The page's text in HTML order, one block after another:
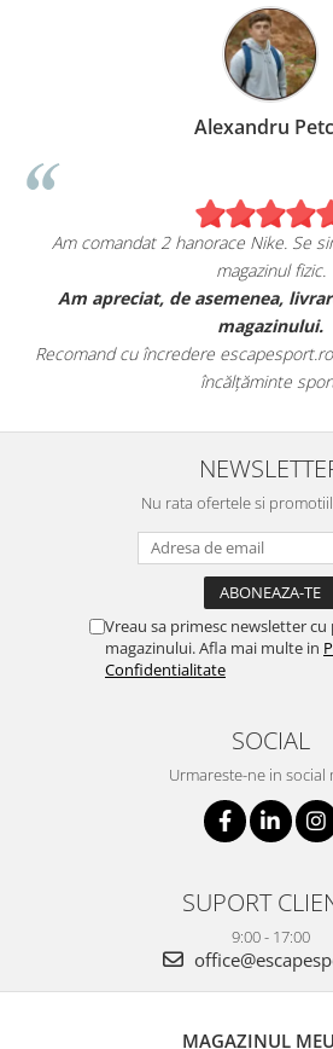
Alexandru
Am comandat 2 hanorace Nike. Se
magazinul fizic.
Am apreciat, de asemenea,
magazinului.
Recomand cu încredere
încălțăminte
Nu rata ofertele si
Vreau sa primesc newsletter
magazinului. Afla mai multe in
Confidentialitate
SOCIAL
Urmareste-ne in social
SUPORT
9:00 - 17:00
MAGAZINUL MEU